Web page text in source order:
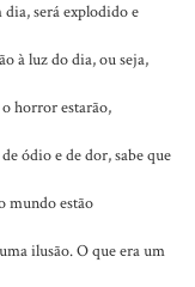
será explodido e
à luz do dia, ou seja,
horror estarão,
ódio e de dor, sabe que
mundo estão
ilusão. O que era um